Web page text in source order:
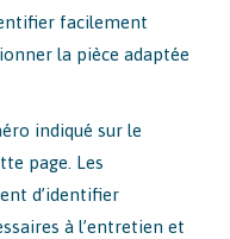
facilement
la pièce adaptée
indiqué sur le
page. Les
d’identifier
à l’entretien et